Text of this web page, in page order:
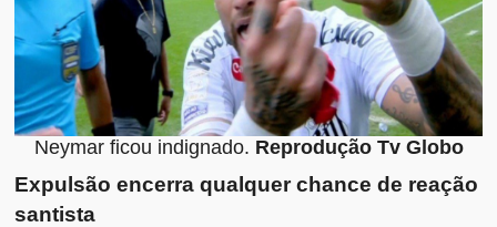
Neymar ficou indignado. Reprodução Tv Globo
Expulsão encerra qualquer chance de reação
santista